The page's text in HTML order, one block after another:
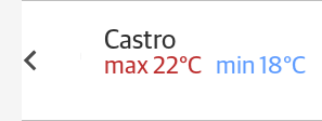
18°C max 21°C